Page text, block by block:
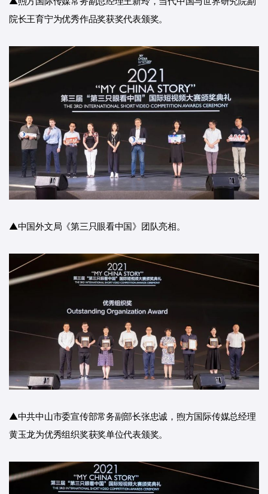
院长王育宁为优秀作品奖获奖代表颁奖。
▲中国外文局《第三只眼看中国》团队亮相。
▲中共中山市委宣传部常务副部长张忠诚，煦方国际传媒总经理
黄玉龙为优秀组织奖获奖单位代表颁奖。